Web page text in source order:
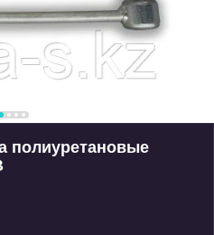
полиуретановые